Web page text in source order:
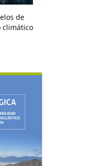
de
climático